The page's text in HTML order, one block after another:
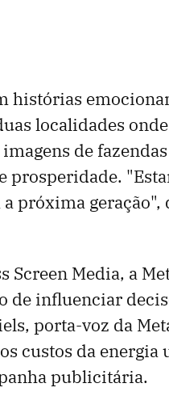
histórias
localidades
de
prosperidade.
próxima geração",
Screen Media, a
de influenciar
porta-voz da
custos da energia
publicitária.